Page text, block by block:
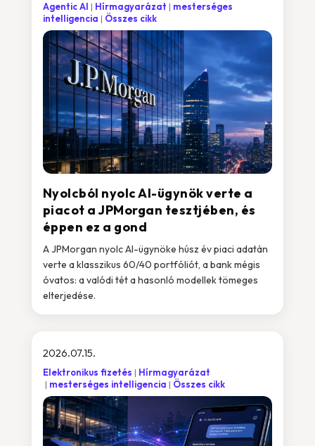
Nyolcból nyolc AI-ügynök verte a
piacot a JPMorgan tesztjében, és
éppen ez a gond
Agentic AI Hírmagyarázat
mesterséges
intelligencia
Összes cikk
A JPMorgan nyolc AI-ügynöke húsz év piaci adatán
verte a klasszikus 60/40 portfóliót, a bank mégis
óvatos: a valódi tét a hasonló modellek tömeges
elterjedése.
2026.07.15.
Elektronikus fizetés
Hírmagyarázat
mesterséges intelligencia
Összes cikk